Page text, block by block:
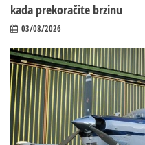
kada prekoračite brzinu
03/08/2026